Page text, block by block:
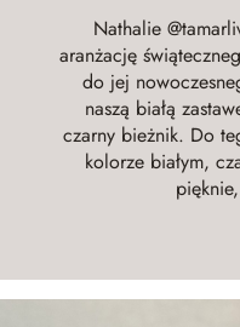
Nathalie
aranżację
do jej
naszą białą
czarny bieżnik. Do
kolorze białym,